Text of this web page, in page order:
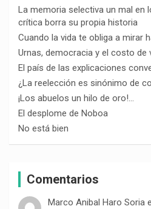
La memoria selectiva un mal en
crítica borra su propia historia
Cuando la vida te obliga a mirar
Urnas, democracia y el costo de
El país de las explicaciones
¿La reelección es sinónimo de
¡Los abuelos un hilo de oro!…
El desplome de Noboa
No está bien
Comentarios
Marco Anibal Haro Soria